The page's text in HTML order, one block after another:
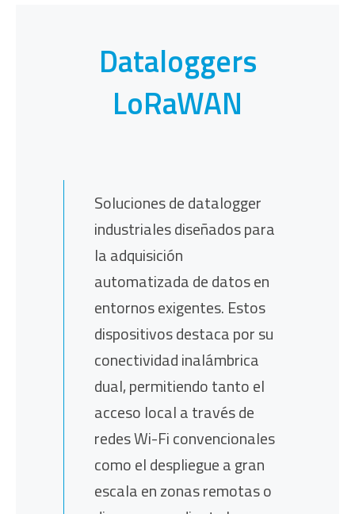
Dataloggers
LoRaWAN
Soluciones de datalogger
industriales diseñados para
la adquisición
automatizada de datos en
entornos exigentes. Estos
dispositivos destaca por su
conectividad inalámbrica
dual, permitiendo tanto el
acceso local a través de
redes Wi-Fi convencionales
como el despliegue a gran
escala en zonas remotas o